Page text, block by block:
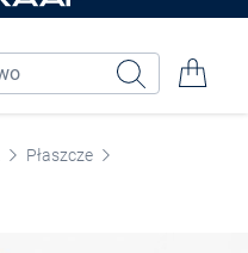
Płaszcze